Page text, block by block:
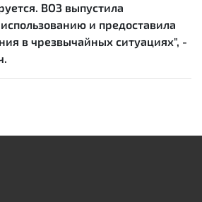
ВОЗ выпустила
и предоставила
в чрезвычайных ситуациях", -